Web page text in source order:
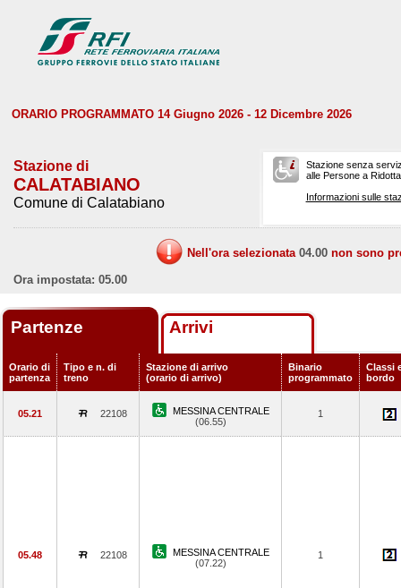
ORARIO PROGRAMMATO 14 Giugno 2026 - 12 Dicembre 2026
Stazione di
CALATABIANO
Comune di Calatabiano
Stazione senza
alle Persone a
Informazioni sulle
Nell'ora selezionata 04.00 non sono
Ora impostata: 05.00
Partenze Arrivi
Orario di
partenza
Tipo e n. di
treno
Stazione di arrivo
(orario di arrivo)
Binario
programmato
Classi
bordo
05.21 22108
MESSINA CENTRALE
(06.55)
1
05.48 22108
MESSINA CENTRALE
(07.22)
1